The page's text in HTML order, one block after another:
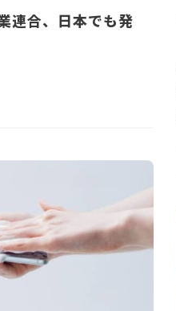
連合、日本でも発